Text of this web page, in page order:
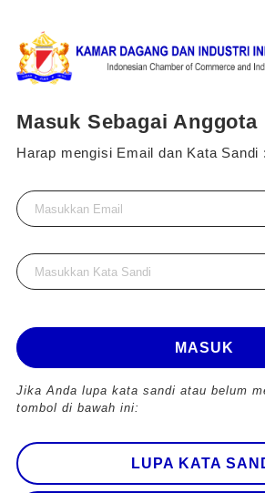
Masuk Sebagai Anggota
Harap mengisi Email dan Kata Sandi :
MASUK
Jika Anda lupa kata sandi atau belum
tombol di bawah ini:
LUPA KATA